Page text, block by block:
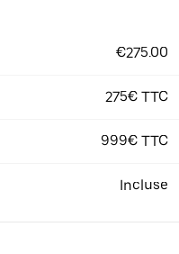
€275.00
275€ TTC
999€ TTC
Incluse